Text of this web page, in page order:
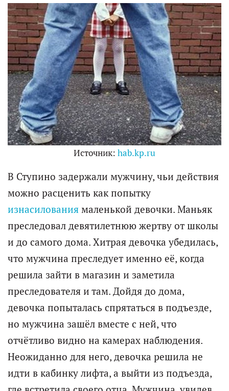
Источник: hab.kp.ru
В Ступино задержали мужчину, чьи действия
можно расценить как попытку
изнасилования маленькой девочки. Маньяк
преследовал девятилетнюю жертву от школы
и до самого дома. Хитрая девочка убедилась,
что мужчина преследует именно её, когда
решила зайти в магазин и заметила
преследователя и там. Дойдя до дома,
девочка попыталась спрятаться в подъезде,
но мужчина зашёл вместе с ней, что
отчётливо видно на камерах наблюдения.
Неожиданно для него, девочка решила не
идти в кабинку лифта, а выйти из подъезда,